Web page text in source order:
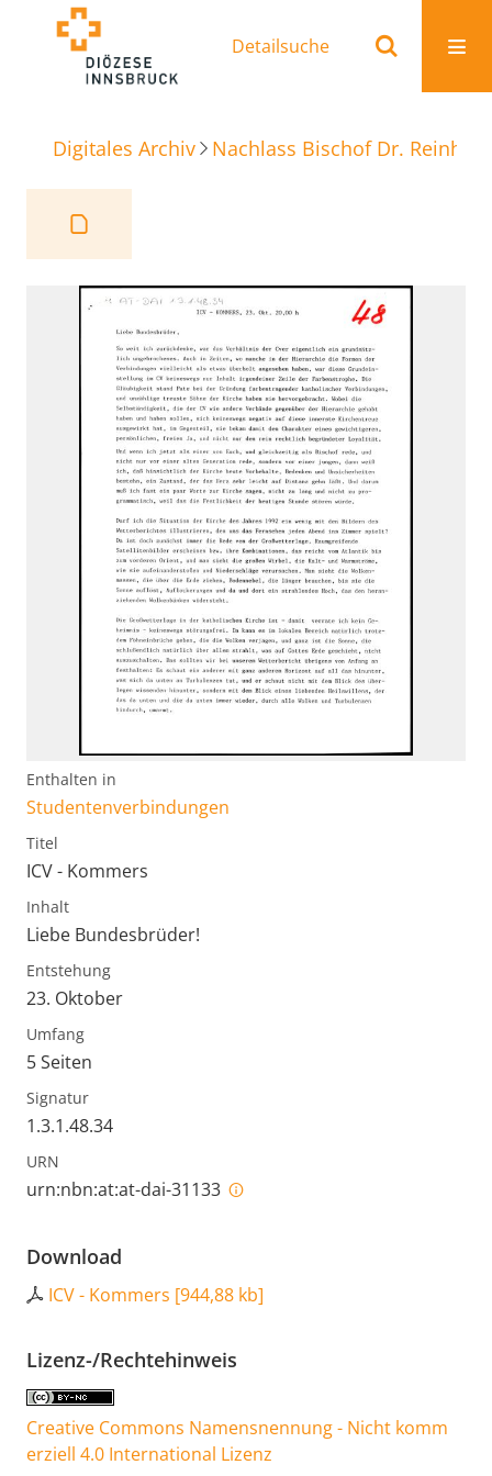
Detailsuche
Digitales Archiv Nachlass Bischof Dr.
Enthalten in
Studentenverbindungen
Titel
ICV - Kommers
Inhalt
Liebe Bundesbrüder!
Entstehung
23. Oktober
Umfang
5 Seiten
Signatur
1.3.1.48.34
URN
urn:nbn:at:at-dai-31133
Download
ICV - Kommers [944,88 kb]
Lizenz-/Rechtehinweis
Creative Commons Namensnennung - Nicht komm
erziell 4.0 International Lizenz